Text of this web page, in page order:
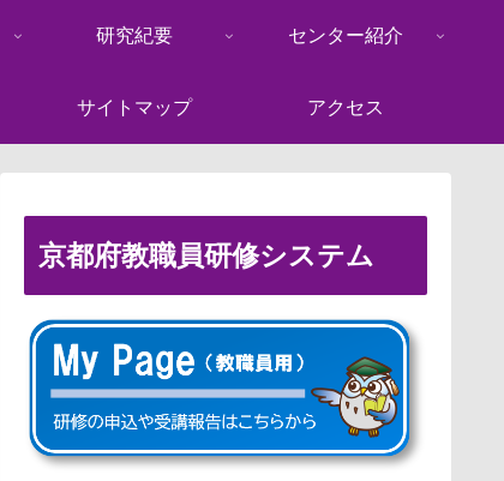
研究紀要 センター紹介
サイトマップ アクセス
京都府教職員研修システム